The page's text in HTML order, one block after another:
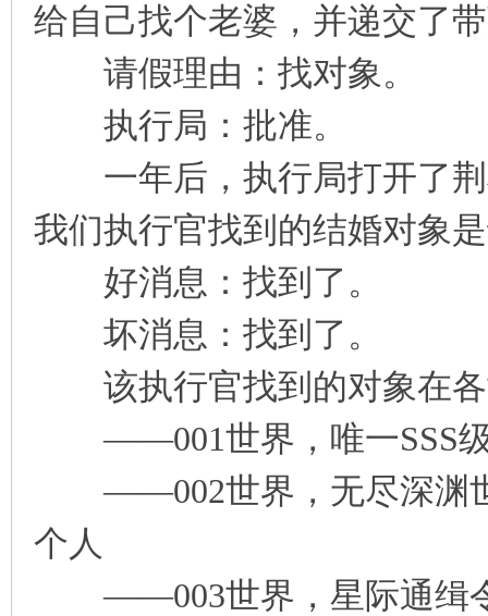
给自己找个老婆，并递交了
请假理由：找对象。
执行局：批准。
一年后，执行局打开了荆
我们执行官找到的结婚对象
好消息：找到了。
坏消息：找到了。
该执行官找到的对象在各
——001世界，唯一SSS级
——002世界，无尽深渊世
个人
——003世界，星际通缉令